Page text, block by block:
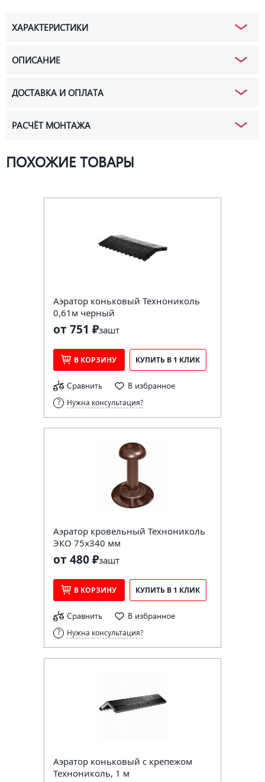
ХАРАКТЕРИСТИКИ
ОПИСАНИЕ
ДОСТАВКА И ОПЛАТА
РАСЧЁТ МОНТАЖА
ПОХОЖИЕ ТОВАРЫ
Аэратор коньковый Технониколь
0,61м черный
от 751 ₽зашт
В КОРЗИНУ КУПИТЬ В 1 КЛИК
Сравнить В избранное
Нужна консультация?
Аэратор кровельный Технониколь
ЭКО 75х340 мм
от 480 ₽зашт
В КОРЗИНУ КУПИТЬ В 1 КЛИК
Сравнить В избранное
Нужна консультация?
Аэратор коньковый с крепежом
Технониколь, 1 м